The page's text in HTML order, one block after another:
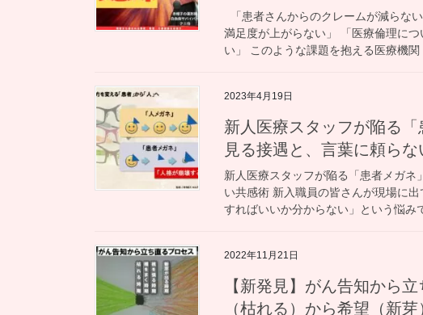
「患者さんからのクレームが減らな
満足度が上がらない」 「医療倫理に
い」 このような課題を抱える医療機
2023年4月19日
新人医療スタッフが陥る
見る接遇と、言葉に頼ら
新人医療スタッフが陥る「患者メガ
い共感術 新入職員の皆さんが現場に
すればいいか分からない」という悩
2022年11月21日
【新発見】がん告知から
（枯れる）から希望（新